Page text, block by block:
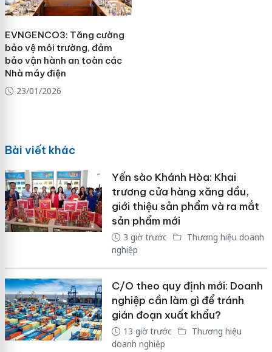
EVNGENCO3: Tăng cường
bảo vệ môi trường, đảm
bảo vận hành an toàn các
Nhà máy điện
23/01/2026
Bài viết khác
Yến sào Khánh Hòa: Khai
trương cửa hàng xăng dầu,
giới thiệu sản phẩm và ra mắt
sản phẩm mới
3 giờ trước
Thương hiệu doanh
nghiệp
C/O theo quy định mới: Doanh
nghiệp cần làm gì để tránh
gián đoạn xuất khẩu?
13 giờ trước
Thương hiệu
doanh nghiệp